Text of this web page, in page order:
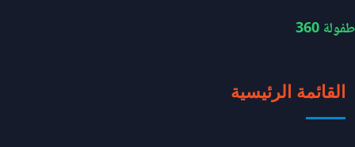
طفولة 360
القائمة الرئيسية